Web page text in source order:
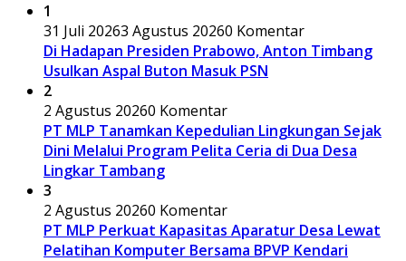
1
31 Juli 20263 Agustus 20260 Komentar
Di Hadapan Presiden Prabowo, Anton Timbang
Usulkan Aspal Buton Masuk PSN
2
2 Agustus 20260 Komentar
PT MLP Tanamkan Kepedulian Lingkungan Sejak
Dini Melalui Program Pelita Ceria di Dua Desa
Lingkar Tambang
3
2 Agustus 20260 Komentar
PT MLP Perkuat Kapasitas Aparatur Desa Lewat
Pelatihan Komputer Bersama BPVP Kendari